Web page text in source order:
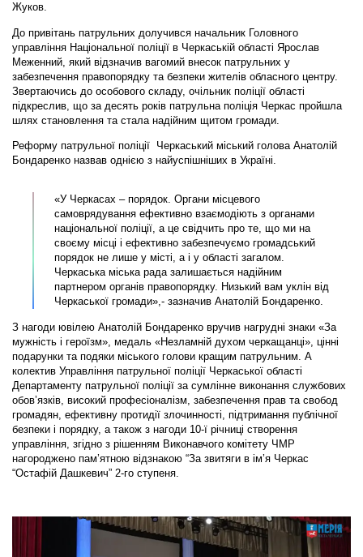
Жуков.
До привітань патрульних долучився начальник Головного
управління Національної поліції в Черкаській області Ярослав
Меженний, який відзначив вагомий внесок патрульних у
забезпечення правопорядку та безпеки жителів обласного центру.
Звертаючись до особового складу, очільник поліції області
підкреслив, що за десять років патрульна поліція Черкас пройшла
шлях становлення та стала надійним щитом громади.
Реформу патрульної поліції Черкаський міський голова Анатолій
Бондаренко назвав однією з найуспішніших в Україні.
«У Черкасах – порядок. Органи місцевого
самоврядування ефективно взаємодіють з органами
національної поліції, а це свідчить про те, що ми на
своєму місці і ефективно забезпечуємо громадський
порядок не лише у місті, а і у області загалом.
Черкаська міська рада залишається надійним
партнером органів правопорядку. Низький вам уклін від
Черкаської громади»,- зазначив Анатолій Бондаренко.
З нагоди ювілею Анатолій Бондаренко вручив нагрудні знаки «За
мужність і героїзм», медаль «Незламній духом черкащанці», цінні
подарунки та подяки міського голови кращим патрульним. А
колектив Управління патрульної поліції Черкаської області
Департаменту патрульної поліції за сумлінне виконання службових
обов’язків, високий професіоналізм, забезпечення прав та свобод
громадян, ефективну протидії злочинності, підтримання публічної
безпеки і порядку, а також з нагоди 10-ї річниці створення
управління, згідно з рішенням Виконавчого комітету ЧМР
нагороджено пам’ятною відзнакою “За звитяги в ім’я Черкас
“Остафій Дашкевич” 2-го ступеня.